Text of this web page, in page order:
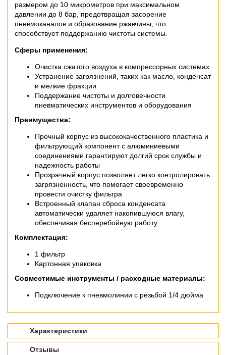
размером до 10 микрометров при максимальном
давлении до 8 бар, предотвращая засорение
пневмоканалов и образование ржавчины, что
способствует поддержанию чистоты системы.
Сферы применения:
Очистка сжатого воздуха в компрессорных системах
Устранение загрязнений, таких как масло, конденсат
и мелкие фракции
Поддержание чистоты и долговечности
пневматических инструментов и оборудования
Преимущества:
Прочный корпус из высококачественного пластика и
фильтрующий компонент с алюминиевыми
соединениями гарантируют долгий срок службы и
надежность работы
Прозрачный корпус позволяет легко контролировать
загрязненность, что помогает своевременно
провести очистку фильтра
Встроенный клапан сброса конденсата
автоматически удаляет накопившуюся влагу,
обеспечивая бесперебойную работу
Комплектация:
1 фильтр
Картонная упаковка
Совместимые инструменты / расходные материалы:
Подключение к пневмолинии с резьбой 1/4 дюйма
Характеристики
Отзывы